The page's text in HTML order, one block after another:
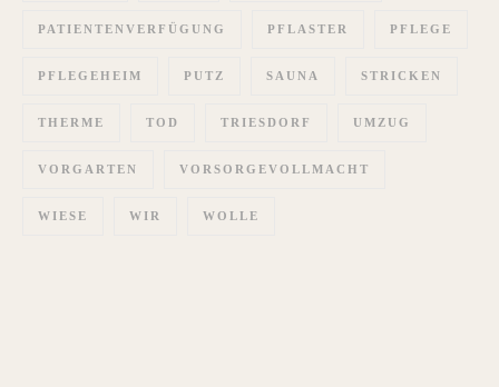
PATIENTENVERFÜGUNG PFLASTER PFLEGE
PFLEGEHEIM PUTZ SAUNA STRICKEN
THERME TOD TRIESDORF UMZUG
VORGARTEN VORSORGEVOLLMACHT
WIESE WIR WOLLE